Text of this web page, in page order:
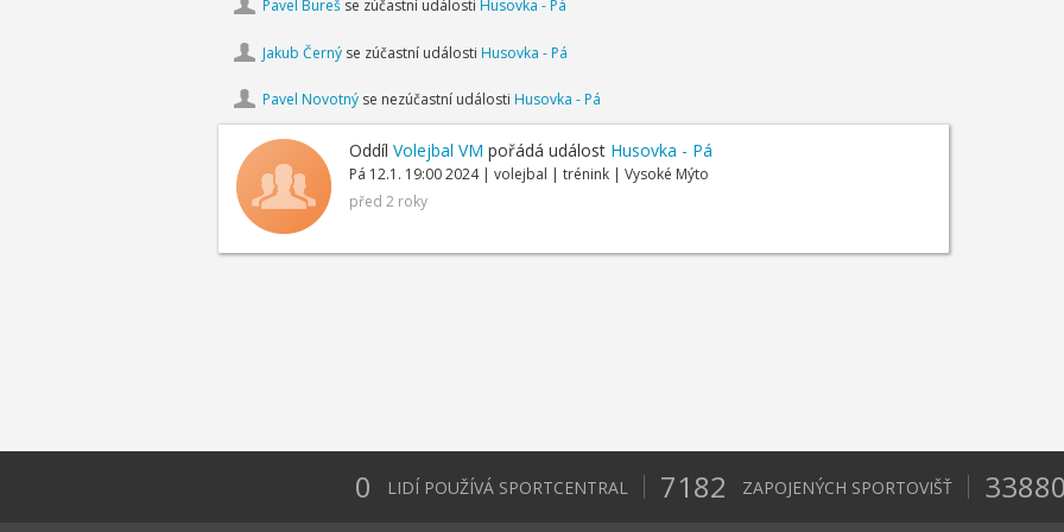
Pavel Burešse zúčastní události Husovka - Pá
Jakub Černýse zúčastní události Husovka - Pá
Pavel Novotnýse nezúčastní události Husovka - Pá
Oddíl Volejbal VM pořádá událost Husovka - Pá
Pá 12.1. 19:00 2024 | volejbal | trénink | Vysoké Mýto
před 2 roky
0 LIDÍ POUŽÍVÁ SPORTCENTRAL 7182 ZAPOJENÝCH SPORTOVIŠŤ 33880